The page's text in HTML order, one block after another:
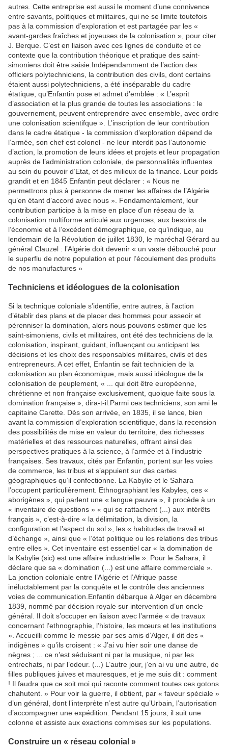
autres. Cette entreprise est aussi le moment d’une connivence
entre savants, politiques et militaires, qui ne se limite toutefois
pas à la commission d’exploration et est partagée par les «
avant-gardes fraîches et joyeuses de la colonisation », pour citer
J. Berque. C’est en liaison avec ces lignes de conduite et ce
contexte que la contribution théorique et pratique des saint-
simoniens doit être saisie.Indépendamment de l’action des
officiers polytechniciens, la contribution des civils, dont certains
étaient aussi polytechniciens, a été inséparable du cadre
étatique, qu’Enfantin pose et admet d’emblée : « L’esprit
d’association et la plus grande de toutes les associations : le
gouvernement, peuvent entreprendre avec ensemble, avec ordre
une colonisation scientifque ». L’inscription de leur contribution
dans le cadre étatique - la commission d’exploration dépend de
l’armée, son chef est colonel - ne leur interdit pas l’autonomie
d’action, la promotion de leurs idées et projets et leur propagation
auprès de l’administration coloniale, de personnalités influentes
au sein du pouvoir d’Etat, et des milieux de la finance. Leur poids
grandit et en 1845 Enfantin peut déclarer : « Nous ne
permettrons plus à personne de mener les affaires de l’Algérie
qu’en étant d’accord avec nous ». Fondamentalement, leur
contribution participe à la mise en place d’un réseau de la
colonisation multiforme articulé aux urgences, aux besoins de
l’économie et à l’excédent démographique, ce qu’indique, au
lendemain de la Révolution de juillet 1830, le maréchal Gérard au
général Clauzel : l’Algérie doit devenir « un vaste débouché pour
le superflu de notre population et pour l’écoulement des produits
de nos manufactures »
Techniciens et idéologues de la colonisation
Si la technique coloniale s’identifie, entre autres, à l’action
d’établir des plans et de placer des hommes pour asseoir et
pérenniser la domination, alors nous pouvons estimer que les
saint-simoniens, civils et militaires, ont été des techniciens de la
colonisation, inspirant, guidant, influençant ou anticipant les
décisions et les choix des responsables militaires, civils et des
entrepreneurs. A cet effet, Enfantin se fait technicien de la
colonisation au plan économique, mais aussi idéologue de la
colonisation de peuplement, « ... qui doit être européenne,
chrétienne et non française exclusivement, quoique faite sous la
domination française », dira-t-il.Parmi ces techniciens, son ami le
capitaine Carette. Dès son arrivée, en 1835, il se lance, bien
avant la commission d’exploration scientifique, dans la recension
des possibilités de mise en valeur du territoire, des richesses
matérielles et des ressources naturelles, offrant ainsi des
perspectives pratiques à la science, à l’armée et à l’industrie
françaises. Ses travaux, cités par Enfantin, portent sur les voies
de commerce, les tribus et s’appuient sur des cartes
géographiques qu’il confectionne. La Kabylie et le Sahara
l’occupent particulièrement. Ethnographiant les Kabyles, ces «
aborigènes », qui parlent une « langue pauvre », il procède à un
« inventaire de questions » « qui se rattachent (...) aux intérêts
français », c’est-à-dire « la délimitation, la division, la
configuration et l’aspect du sol », les « habitudes de travail et
d’échange », ainsi que « l’état politique ou les relations des tribus
entre elles ». Cet inventaire est essentiel car « la domination de
la Kabylie (sic) est une affaire industrielle ». Pour le Sahara, il
déclare que sa « domination (...) est une affaire commerciale ».
La jonction coloniale entre l’Algérie et l’Afrique passe
inéluctablement par la conquête et le contrôle des anciennes
voies de communication.Enfantin débarque à Alger en décembre
1839, nommé par décision royale sur intervention d’un oncle
général. Il doit s’occuper en liaison avec l’armée « de travaux
concernant l’ethnographie, l’histoire, les mœurs et les institutions
». Accueilli comme le messie par ses amis d’Alger, il dit des «
indigènes » qu’ils croisent : « J’ai vu hier soir une danse de
nègres ; ... ce n’est séduisant ni par la musique, ni par les
entrechats, ni par l’odeur. (...) L’autre jour, j’en ai vu une autre, de
filles publiques juives et mauresques, et je me suis dit : comment
! Il faudra que ce soit moi qui raconte comment toutes ces gotons
chahutent. » Pour voir la guerre, il obtient, par « faveur spéciale »
d’un général, dont l’interprète n’est autre qu’Urbain, l’autorisation
d’accompagner une expédition. Pendant 15 jours, il suit une
colonne et assiste aux exactions commises sur les populations.
Construire un « réseau colonial »